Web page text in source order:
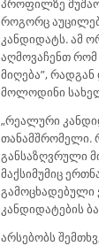
პროფილზე
როგორც
კანდიდატს. ამ
აღმოვაჩენთ რომ
მიღება”,
მოლოდინი
„რეალური
თანამშრომელი.
განსაზღვრული
მაქსიმუმიც
გამოცხადებული
კანდიდატების
არსებობს